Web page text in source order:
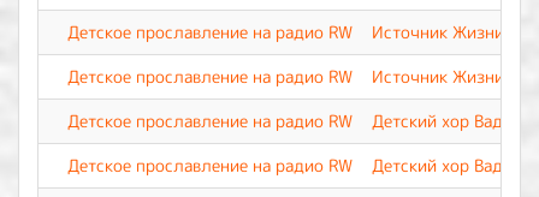
Детское прославление на радио RW
Источник Жизни -
Детское прославление на радио RW
Источник Жизни -
Детское прославление на радио RW
Детский хор Вадима
Детское прославление на радио RW
Детский хор Вадима